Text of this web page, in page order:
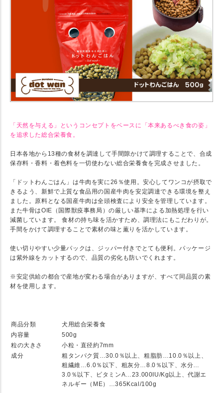
「天然を与える」というコンセプトをベースに「本来あるべき食の姿」
を追求した総合栄養食。
日本各地から13種の食材を調達して手間隙かけて調理することで、合成
保存料・香料・着色料を一切使わない総合栄養食を完成させました。
「ドットわんごはん」は牛肉を実に26％使用。安心してワンコが摂取で
きるよう、新鮮で上質な食品用の国産牛肉を安定調達できる環境を整え
ました。原料となる国産牛肉は全頭検査により安全を管理しています。
また牛骨はOIE（国際獣疫事務局）の厳しい基準による加熱処理を行い
減菌しています。 食材の持ち味を活かすため、調理法にもこだわりが。
手間をかけて調理することで素材の味と薫りを活かしています。
使い切りやすい少量パックは、ジッパー付きでとても便利。パッケージ
は紫外線をカットするので、品質の劣化も防いでくれます。
※安定供給の都合で産地が変わる場合がありますが、すべて同品質の素
材を使用します。
商品分類
犬用総合栄養食
内容量
500g
粒の大きさ
小粒・直径約7mm
成分
粗タンパク質…30.0％以上、粗脂肪…10.0％以上、
粗繊維…6.0％以下、粗灰分…8.0％以下、水分…
3.0％以下、ビタミンA…23.000IU/Kg以上、代謝エ
ネルギー（ME）…365Kcal/100g